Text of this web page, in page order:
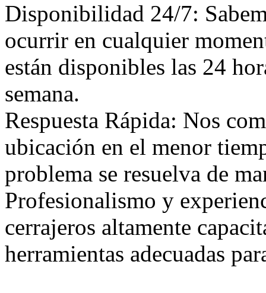
Disponibilidad 24/7:
ocurrir en cualquier
están disponibles las 24
semana.
Respuesta Rápida: Nos
ubicación en el menor
problema se resuelva de
Profesionalismo y
cerrajeros altamente
herramientas adecuadas